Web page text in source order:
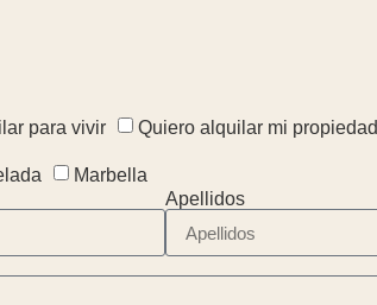
para vivir
Quiero alquilar mi propiedad
Marbella
Apellidos